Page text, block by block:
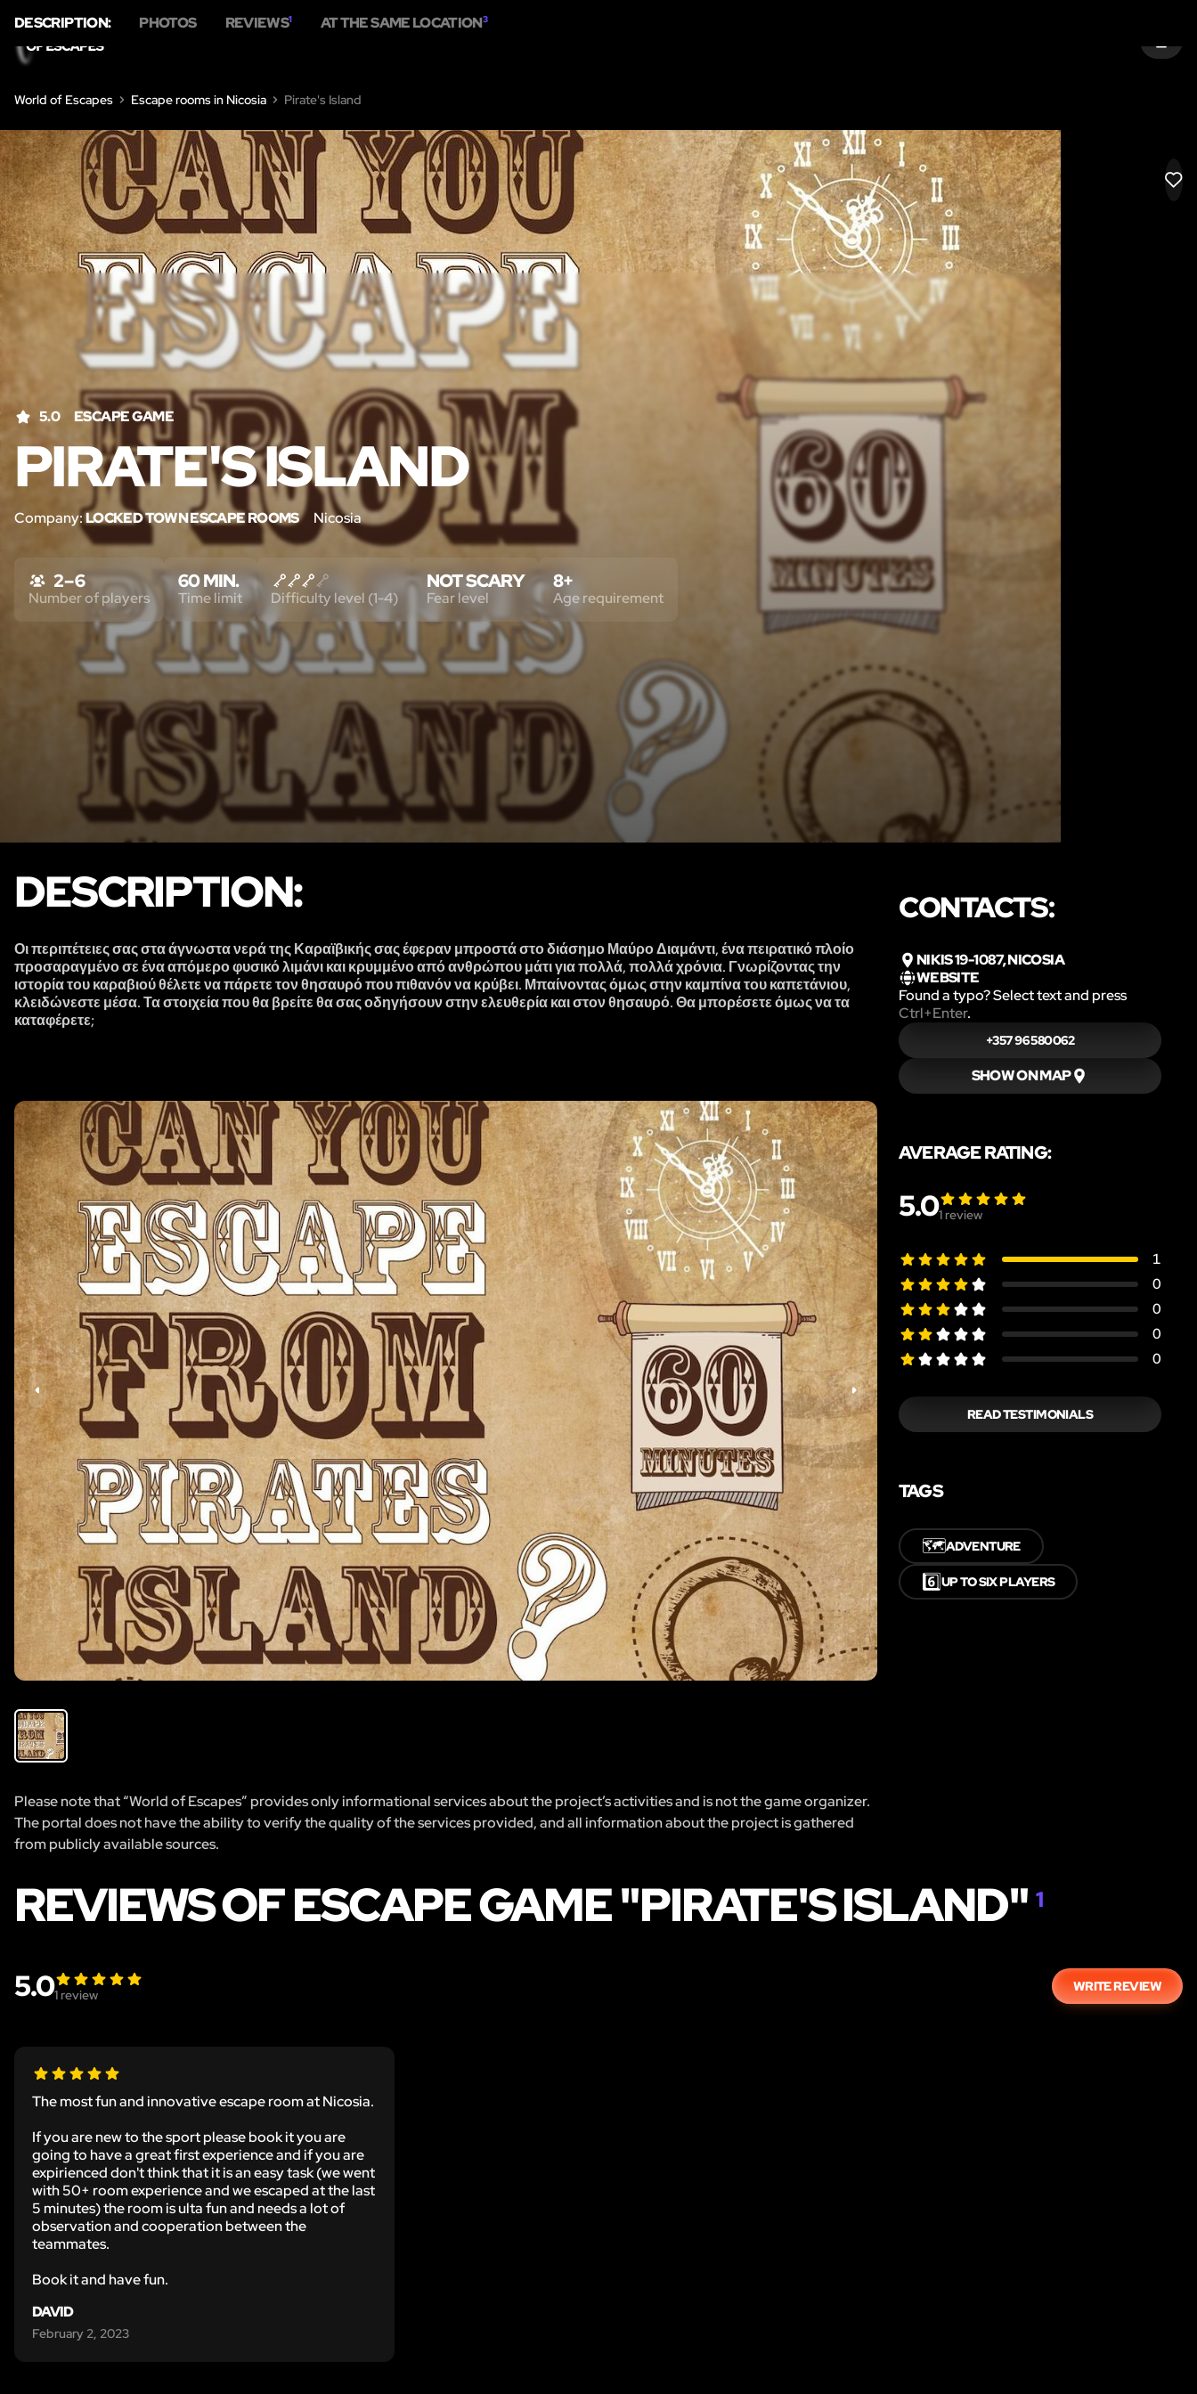
SIGN
World of Escapes Escape rooms in Nicosia Pirate's Island
5.0 ESCAPE GAME
PIRATE'S ISLAND
Company:LOCKED TOWN ESCAPE ROOMS Nicosia
DESCRIPTION: PHOTOS REVIEWS1 AT THE SAME LOCATION3
2 – 6
Number of players
60 MIN.
Time limit Difficulty level (1-4)
NOT SCARY
Fear level
8+
Age requirement
DESCRIPTION:
Οι περιπέτειες σας στα άγνωστα νερά της Καραϊβικής σας έφεραν μπροστά στο διάσημο Μαύρο Διαμάντι, ένα πειρατικό πλοίο
προσαραγμένο σε ένα απόμερο φυσικό λιμάνι και κρυμμένο από ανθρώπου μάτι για πολλά, πολλά χρόνια. Γνωρίζοντας την
ιστορία του καραβιού θέλετε να πάρετε τον θησαυρό που πιθανόν να κρύβει. Μπαίνοντας όμως στην καμπίνα του καπετάνιου,
κλειδώνεστε μέσα. Τα στοιχεία που θα βρείτε θα σας οδηγήσουν στην ελευθερία και στον θησαυρό. Θα μπορέσετε όμως να τα
καταφέρετε;
Please note that “World of Escapes” provides only informational services about the project’s activities and is not the game organizer.
The portal does not have the ability to verify the quality of the services provided, and all information about the project is gathered
from publicly available sources.
CONTACTS:
NIKIS 19-1087, NICOSIA
WEBSITE
Found a typo? Select text and press
Ctrl+Enter.
+357 96 580062
SHOW ON MAP
AVERAGE RATING:
5.01 review
1
0
0
0
0
READ TESTIMONIALS
TAGS
🗺️ADVENTURE
6️⃣UP TO SIX PLAYERS
REVIEWS OF ESCAPE GAME "PIRATE'S ISLAND" 1
5.01 review
WRITE REVIEW
The most fun and innovative escape room at Nicosia.
If you are new to the sport please book it you are
going to have a great first experience and if you are
expirienced don't think that it is an easy task (we went
with 50+ room experience and we escaped at the last
5 minutes) the room is ulta fun and needs a lot of
observation and cooperation between the
teammates.
Book it and have fun.
DAVID
February 2, 2023